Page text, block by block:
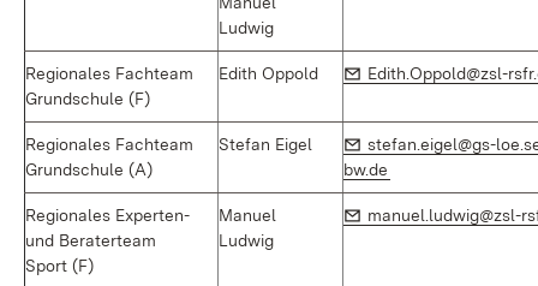
Ludwig
Regionales Fachteam
Grundschule (F)
Edith Oppold E-Mail:
Edith.Oppold@zsl-
Regionales Fachteam
Grundschule (A)
Stefan Eigel E-Mail:
stefan.eigel@gs-
bw.de
Regionales Experten-
und Beraterteam
Sport (F)
Manuel
Ludwig
E-Mail:
manuel.ludwig@zsl-